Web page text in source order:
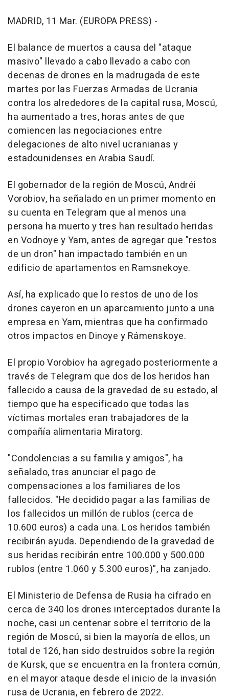
MADRID, 11 Mar. (EUROPA PRESS) -
El balance de muertos a causa del "ataque
masivo" llevado a cabo llevado a cabo con
decenas de drones en la madrugada de este
martes por las Fuerzas Armadas de Ucrania
contra los alrededores de la capital rusa, Moscú,
ha aumentado a tres, horas antes de que
comiencen las negociaciones entre
delegaciones de alto nivel ucranianas y
estadounidenses en Arabia Saudí.
El gobernador de la región de Moscú, Andréi
Vorobiov, ha señalado en un primer momento en
su cuenta en Telegram que al menos una
persona ha muerto y tres han resultado heridas
en Vodnoye y Yam, antes de agregar que "restos
de un dron" han impactado también en un
edificio de apartamentos en Ramsnekoye.
Así, ha explicado que lo restos de uno de los
drones cayeron en un aparcamiento junto a una
empresa en Yam, mientras que ha confirmado
otros impactos en Dinoye y Rámenskoye.
El propio Vorobiov ha agregado posteriormente a
través de Telegram que dos de los heridos han
fallecido a causa de la gravedad de su estado, al
tiempo que ha especificado que todas las
víctimas mortales eran trabajadores de la
compañía alimentaria Miratorg.
"Condolencias a su familia y amigos", ha
señalado, tras anunciar el pago de
compensaciones a los familiares de los
fallecidos. "He decidido pagar a las familias de
los fallecidos un millón de rublos (cerca de
10.600 euros) a cada una. Los heridos también
recibirán ayuda. Dependiendo de la gravedad de
sus heridas recibirán entre 100.000 y 500.000
rublos (entre 1.060 y 5.300 euros)", ha zanjado.
El Ministerio de Defensa de Rusia ha cifrado en
cerca de 340 los drones interceptados durante la
noche, casi un centenar sobre el territorio de la
región de Moscú, si bien la mayoría de ellos, un
total de 126, han sido destruidos sobre la región
de Kursk, que se encuentra en la frontera común,
en el mayor ataque desde el inicio de la invasión
rusa de Ucrania, en febrero de 2022.